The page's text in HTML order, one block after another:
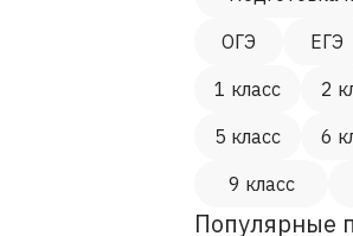
ОГЭ
ЕГЭ
1 класс
2
5 класс
6
9 класс
Популярные